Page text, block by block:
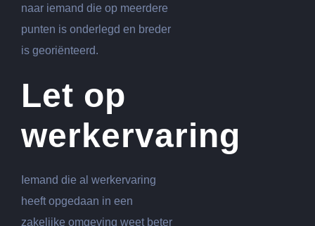
naar iemand die op meerdere
punten is onderlegd en breder
is georiënteerd.
Let op
werkervaring
Iemand die al werkervaring
heeft opgedaan in een
zakelijke omgeving weet beter